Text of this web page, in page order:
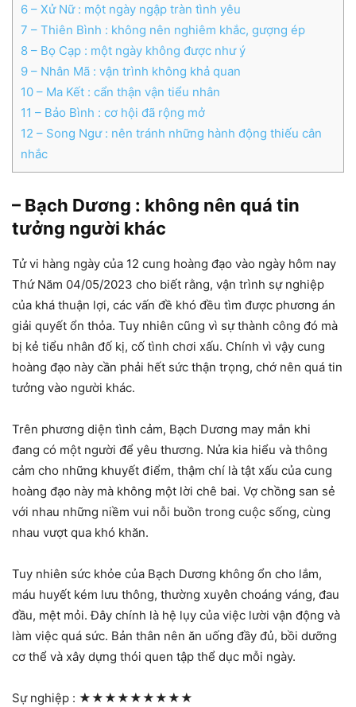
6 – Xử Nữ : một ngày ngập tràn tình yêu
7 – Thiên Bình : không nên nghiêm khắc, gượng ép
8 – Bọ Cạp : một ngày không được như ý
9 – Nhân Mã : vận trình không khả quan
10 – Ma Kết : cẩn thận vận tiểu nhân
11 – Bảo Bình : cơ hội đã rộng mở
12 – Song Ngư : nên tránh những hành động thiếu cân
nhắc
– Bạch Dương : không nên quá tin
tưởng người khác
Tử vi hàng ngày của 12 cung hoàng đạo vào ngày hôm nay
Thứ Năm 04/05/2023 cho biết rằng, vận trình sự nghiệp
của khá thuận lợi, các vấn đề khó đều tìm được phương án
giải quyết ổn thỏa. Tuy nhiên cũng vì sự thành công đó mà
bị kẻ tiểu nhân đố kị, cố tình chơi xấu. Chính vì vậy cung
hoàng đạo này cần phải hết sức thận trọng, chớ nên quá tin
tưởng vào người khác.
Trên phương diện tình cảm, Bạch Dương may mắn khi
đang có một người để yêu thương. Nửa kia hiểu và thông
cảm cho những khuyết điểm, thậm chí là tật xấu của cung
hoàng đạo này mà không một lời chê bai. Vợ chồng san sẻ
với nhau những niềm vui nỗi buồn trong cuộc sống, cùng
nhau vượt qua khó khăn.
Tuy nhiên sức khỏe của Bạch Dương không ổn cho lắm,
máu huyết kém lưu thông, thường xuyên choáng váng, đau
đầu, mệt mỏi. Đây chính là hệ lụy của việc lười vận động và
làm việc quá sức. Bản thân nên ăn uống đầy đủ, bồi dưỡng
cơ thể và xây dựng thói quen tập thể dục mỗi ngày.
Sự nghiệp : ★★★★★★★★★